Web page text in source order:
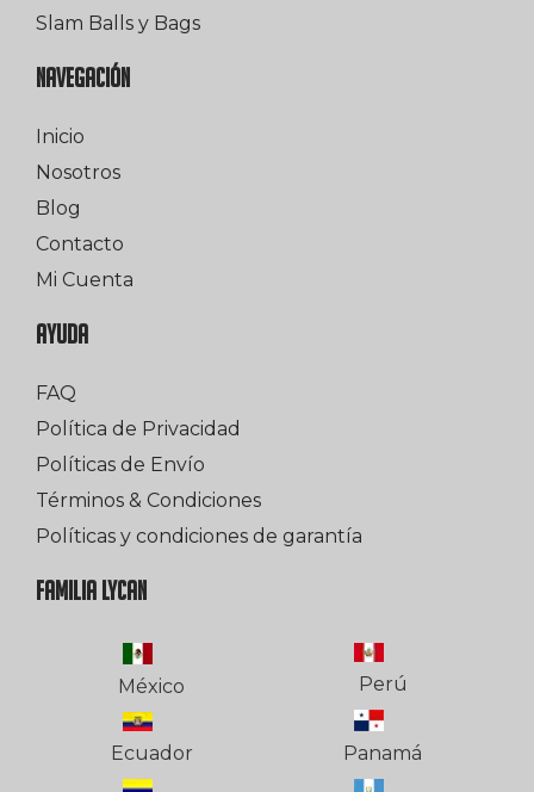
Slam Balls y Bags
NAVEGACIÓN
Inicio
Nosotros
Blog
Contacto
Mi Cuenta
AYUDA
FAQ
Política de Privacidad
Políticas de Envío
Términos & Condiciones
Políticas y condiciones de garantía
FAMILIA LYCAN
México
Ecuador
Perú
Panamá